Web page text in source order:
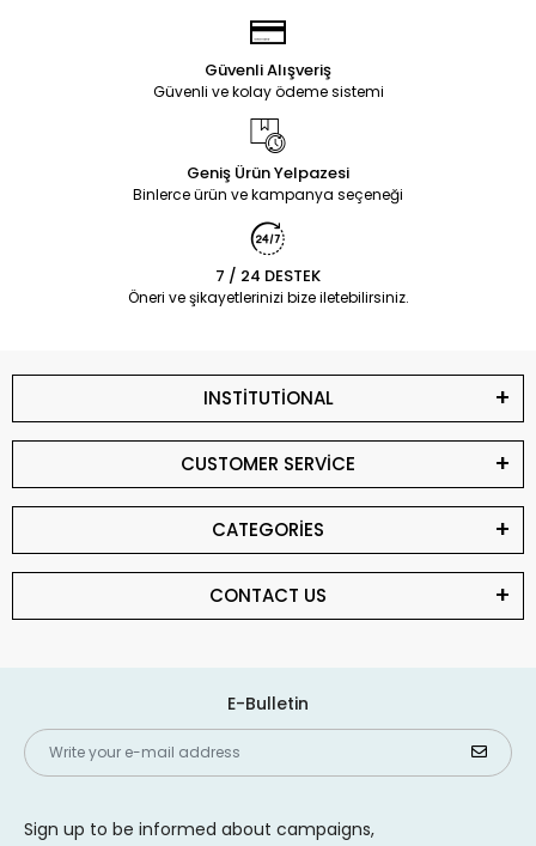
Güvenli Alışveriş
Güvenli ve kolay ödeme sistemi
Geniş Ürün Yelpazesi
Binlerce ürün ve kampanya seçeneği
7 / 24 DESTEK
Öneri ve şikayetlerinizi bize iletebilirsiniz.
INSTİTUTİONAL
CUSTOMER SERVİCE
CATEGORİES
CONTACT US
E-Bulletin
Sign up to be informed about campaigns,